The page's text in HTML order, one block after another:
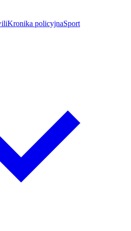
Kronika policyjnaSport